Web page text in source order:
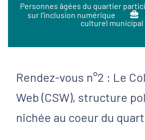
Personnes âgées du quartier
sur l'inclusion numérique
culturel municipal
Rendez-vous n°2 : Le
Web (CSW), structure
nichée au coeur du